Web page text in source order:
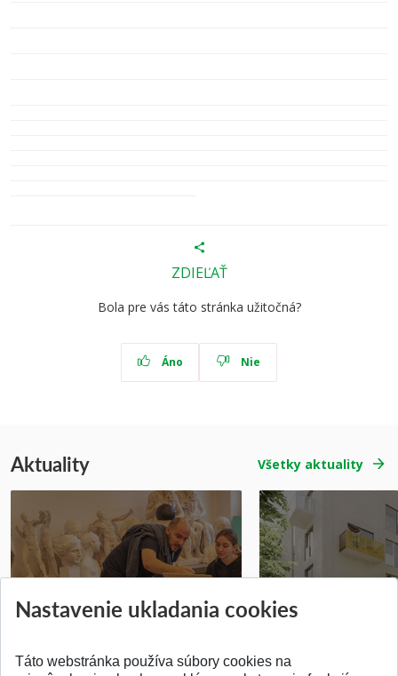
ZDIEĽAŤ
Bola pre vás táto stránka užitočná?
Áno Nie
Aktuality Všetky aktuality
Pridané 14.07.2026 Pridané 03.07.2026
Nastavenie ukladania cookies
Táto webstránka používa súbory cookies na